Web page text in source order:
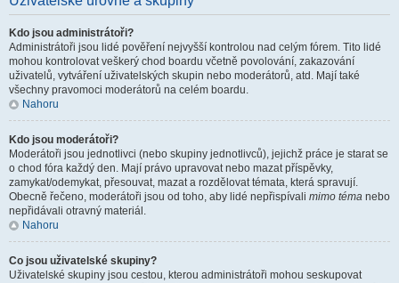
Kdo jsou administrátoři?
Administrátoři jsou lidé pověření nejvyšší kontrolou nad celým fórem. Tito lidé
mohou kontrolovat veškerý chod boardu včetně povolování, zakazování
uživatelů, vytváření uživatelských skupin nebo moderátorů, atd. Mají také
všechny pravomoci moderátorů na celém boardu.
Nahoru
Kdo jsou moderátoři?
Moderátoři jsou jednotlivci (nebo skupiny jednotlivců), jejichž práce je starat se
o chod fóra každý den. Mají právo upravovat nebo mazat příspěvky,
zamykat/odemykat, přesouvat, mazat a rozdělovat témata, která spravují.
Obecně řečeno, moderátoři jsou od toho, aby lidé nepřispívali mimo téma nebo
nepřidávali otravný materiál.
Nahoru
Co jsou uživatelské skupiny?
Uživatelské skupiny jsou cestou, kterou administrátoři mohou seskupovat